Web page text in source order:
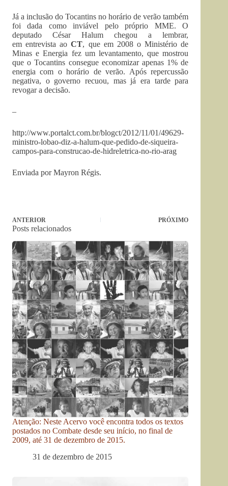
Já a inclusão do Tocantins no horário de verão também
foi dada como inviável pelo próprio MME. O
deputado César Halum chegou a lembrar,
em entrevista aoCT, que em 2008 o Ministério de
Minas e Energia fez um levantamento, que mostrou
que o Tocantins consegue economizar apenas 1% de
energia com o horário de verão. Após repercussão
negativa, o governo recuou, mas já era tarde para
revogar a decisão.
–
http://www.portalct.com.br/blogct/2012/11/01/49629-
ministro-lobao-diz-a-halum-que-pedido-de-siqueira-
campos-para-construcao-de-hidreletrica-no-rio-arag
Enviada por Mayron Régis.
ANTERIOR PRÓXIMO
Posts relacionados
Atenção: Neste Acervo você encontra todos os textos
postados no Combate desde seu início, no final de
2009, até 31 de dezembro de 2015.
31 de dezembro de 2015